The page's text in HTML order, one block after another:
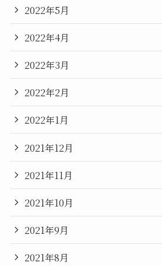
2022年5月
2022年4月
2022年3月
2022年2月
2022年1月
2021年12月
2021年11月
2021年10月
2021年9月
2021年8月